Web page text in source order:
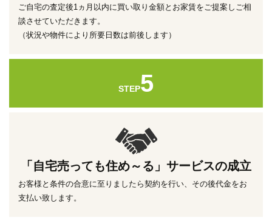
ご自宅の査定後1ヵ月以内に買い取り金額とお家賃をご提案しご相
談させていただきます。
（状況や物件により所要日数は前後します）
STEP5
「自宅売っても住め～る」サービスの成立
お客様と条件の合意に至りましたら契約を行い、その後代金をお
支払い致します。